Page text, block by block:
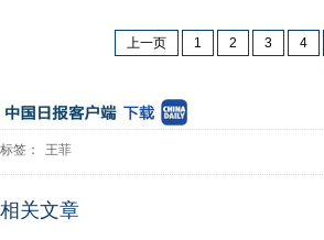
上一页 1 2 3 4
标签： 王菲
相关文章